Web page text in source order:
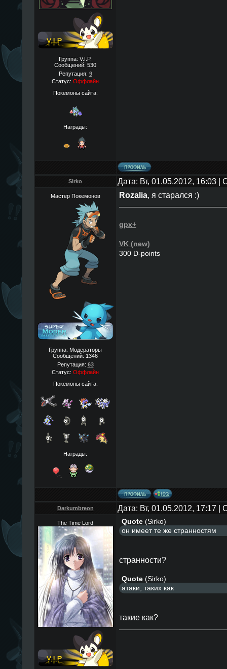
Группа: V.I.P.
Сообщений: 530
Репутация: 9
Статус: Оффлайн
Покемоны сайта:
Награды:
Sirko Дата: Вт, 01.05.2012, 16:03
Мастер Покемонов
Группа: Модераторы
Сообщений: 1346
Репутация: 63
Статус: Оффлайн
Покемоны сайта:
Награды:
Rozalia, я старался :)
gpx+
VK (new)
300 D-points
Darkumbreon Дата: Вт, 01.05.2012, 17:17
The Time Lord Quote(Sirko)
он имеет те же странностям
странности?
Quote(Sirko)
атаки, таких как
такие как?